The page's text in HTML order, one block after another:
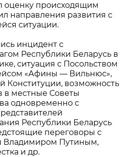
оценку происходящим
направления развития с
ситуации.
инцидент с
Республики Беларусь в
ситуация с Посольством
«Афины — Вильнюс»,
Конституции, возможность
в местные Советы
одновременно с
Республики Беларусь
переговоры с
Владимиром Путиным,
и др.